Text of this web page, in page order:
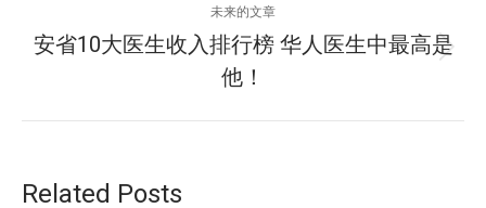
航
的
文
未来的文章
未
来
安省10大医生收入排行榜 华人医生中最高是
他！
Related Posts